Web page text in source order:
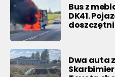
Bus z
DK41.
Dwa auta